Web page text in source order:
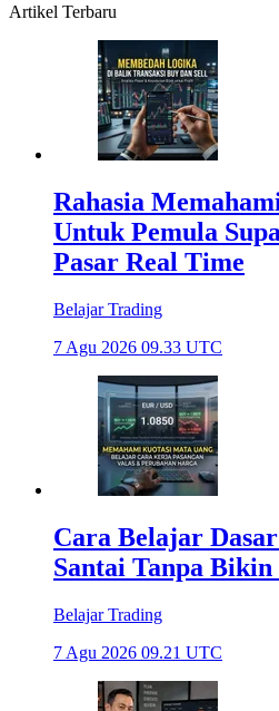
Artikel Terbaru
Rahasia
Untuk Pemula
Pasar Real Time
Belajar Trading
7 Agu 2026 09.33 UTC
Cara Belajar
Santai Tanpa Bikin
Belajar Trading
7 Agu 2026 09.21 UTC